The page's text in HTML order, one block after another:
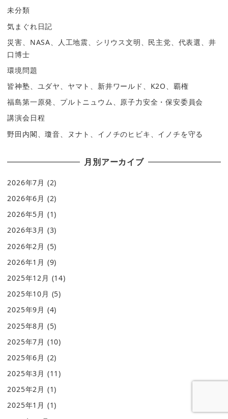
未分類
気まぐれ日記
災害、NASA、人工地震、シリウス文明、民主党、代表選、井
口博士
環境問題
皆神塾、ユダヤ、ヤマト、新井ワールド、K2O、覇権
福島第一原発、プルトニュウム、原子力安全・保安委員会
講演会日程
野田内閣、瓊音、ヌナト、イノチのヒビキ、イノチを守る
月別アーカイブ
2026年7月 (2)
2026年6月 (2)
2026年5月 (1)
2026年3月 (3)
2026年2月 (5)
2026年1月 (9)
2025年12月 (14)
2025年10月 (5)
2025年9月 (4)
2025年8月 (5)
2025年7月 (10)
2025年6月 (2)
2025年3月 (11)
2025年2月 (1)
2025年1月 (1)